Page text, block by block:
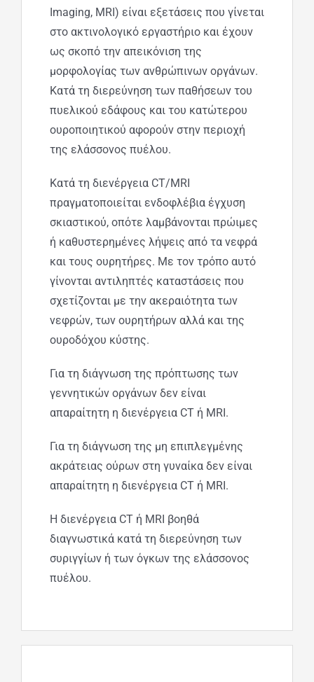
Imaging, MRI) είναι εξετάσεις που γίνεται
στο ακτινολογικό εργαστήριο και έχουν
ως σκοπό την απεικόνιση της
μορφολογίας των ανθρώπινων οργάνων.
Κατά τη διερεύνηση των παθήσεων του
πυελικού εδάφους και του κατώτερου
ουροποιητικού αφορούν στην περιοχή
της ελάσσονος πυέλου.
Κατά τη διενέργεια CT/MRI
πραγματοποιείται ενδοφλέβια έγχυση
σκιαστικού, οπότε λαμβάνονται πρώιμες
ή καθυστερημένες λήψεις από τα νεφρά
και τους ουρητήρες. Με τον τρόπο αυτό
γίνονται αντιληπτές καταστάσεις που
σχετίζονται με την ακεραιότητα των
νεφρών, των ουρητήρων αλλά και της
ουροδόχου κύστης.
Για τη διάγνωση της πρόπτωσης των
γεννητικών οργάνων δεν είναι
απαραίτητη η διενέργεια CT ή MRI.
Για τη διάγνωση της μη επιπλεγμένης
ακράτειας ούρων στη γυναίκα δεν είναι
απαραίτητη η διενέργεια CT ή MRI.
Η διενέργεια CT ή MRI βοηθά
διαγνωστικά κατά τη διερεύνηση των
συριγγίων ή των όγκων της ελάσσονος
πυέλου.